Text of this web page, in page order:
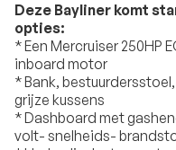
Deze Bayliner komt
opties:
* Een Mercruiser 250HP
inboard motor
* Bank,
grijze kussens
* Dashboard met
volt- snelheids-